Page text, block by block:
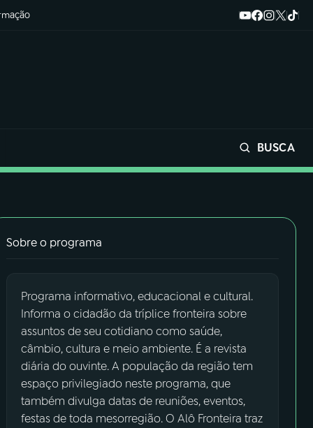
BUSCA
Sobre o programa
Programa informativo, educacional e cultural.
Informa o cidadão da tríplice fronteira sobre
assuntos de seu cotidiano como saúde,
câmbio, cultura e meio ambiente. É a revista
diária do ouvinte. A população da região tem
espaço privilegiado neste programa, que
também divulga datas de reuniões, eventos,
festas de toda mesorregião. O Alô Fronteira traz